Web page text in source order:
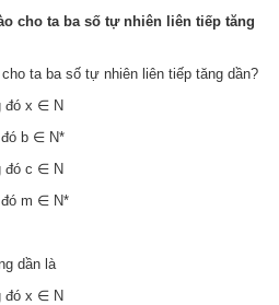
cho ta ba số tự nhiên liên tiếp tăng
ta ba số tự nhiên liên tiếp tăng dần?
x ∈ N
b ∈ N*
c ∈ N
m ∈ N*
dần là
x ∈ N